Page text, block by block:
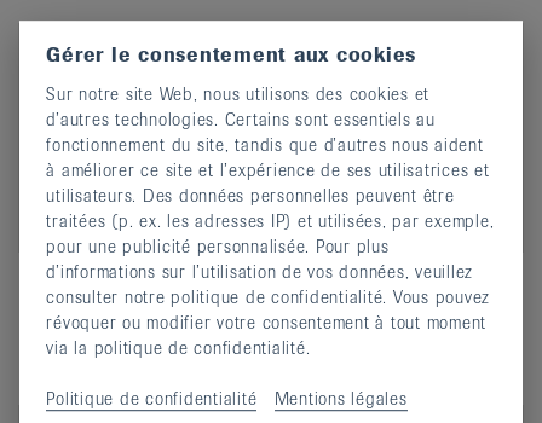
Colorer les œufs avec les moyens auxiliaires
ergonomiques
Regarder la vidéo
Gérer le consentement aux cookies
Sur notre site Web, nous utilisons des cookies et
d’autres technologies. Certains sont essentiels au
fonctionnement du site, tandis que d’autres nous aident
à améliorer ce site et l’expérience de ses utilisatrices et
utilisateurs. Des données personnelles peuvent être
traitées (p. ex. les adresses IP) et utilisées, par exemple,
pour une publicité personnalisée. Pour plus
d’informations sur l’utilisation de vos données, veuillez
consulter notre politique de confidentialité. Vous pouvez
révoquer ou modifier votre consentement à tout moment
via la politique de confidentialité.
Politique de confidentialité Mentions légales